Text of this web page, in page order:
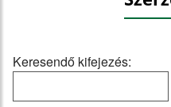
Keresendő kifejezés: